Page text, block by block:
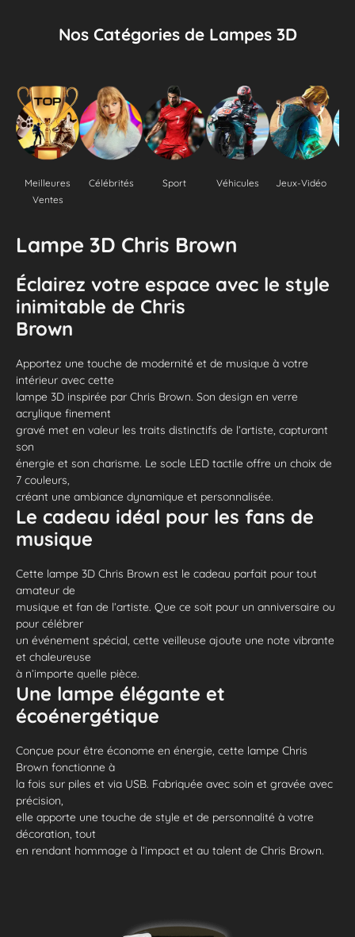
Nos Catégories de Lampes 3D
Meilleures
Ventes
Célébrités Sport Véhicules Jeux-Vidéo
Lampe 3D Chris Brown
Éclairez votre espace avec le style
inimitable de Chris
Brown
Apportez une touche de modernité et de musique à votre
intérieur avec cette
lampe 3D inspirée par Chris Brown. Son design en verre
acrylique finement
gravé met en valeur les traits distinctifs de l’artiste, capturant
son
énergie et son charisme. Le socle LED tactile offre un choix de
7 couleurs,
créant une ambiance dynamique et personnalisée.
Le cadeau idéal pour les fans de
musique
Cette lampe 3D Chris Brown est le cadeau parfait pour tout
amateur de
musique et fan de l’artiste. Que ce soit pour un anniversaire ou
pour célébrer
un événement spécial, cette veilleuse ajoute une note vibrante
et chaleureuse
à n’importe quelle pièce.
Une lampe élégante et
écoénergétique
Conçue pour être économe en énergie, cette lampe Chris
Brown fonctionne à
la fois sur piles et via USB. Fabriquée avec soin et gravée avec
précision,
elle apporte une touche de style et de personnalité à votre
décoration, tout
en rendant hommage à l’impact et au talent de Chris Brown.